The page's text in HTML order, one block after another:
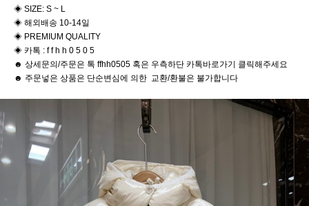
◈ SIZE: S ~ L
◈ 해외배송 10-14일
◈ PREMIUM QUALITY
◈ 카톡 : f f h h 0 5 0 5
☻ 상세문의/주문은 톡 ffhh0505 혹은 우측하단 카톡바로가기 클릭해주세요
☻ 주문넣은 상품은 단순변심에 의한 교환/환불은 불가합니다